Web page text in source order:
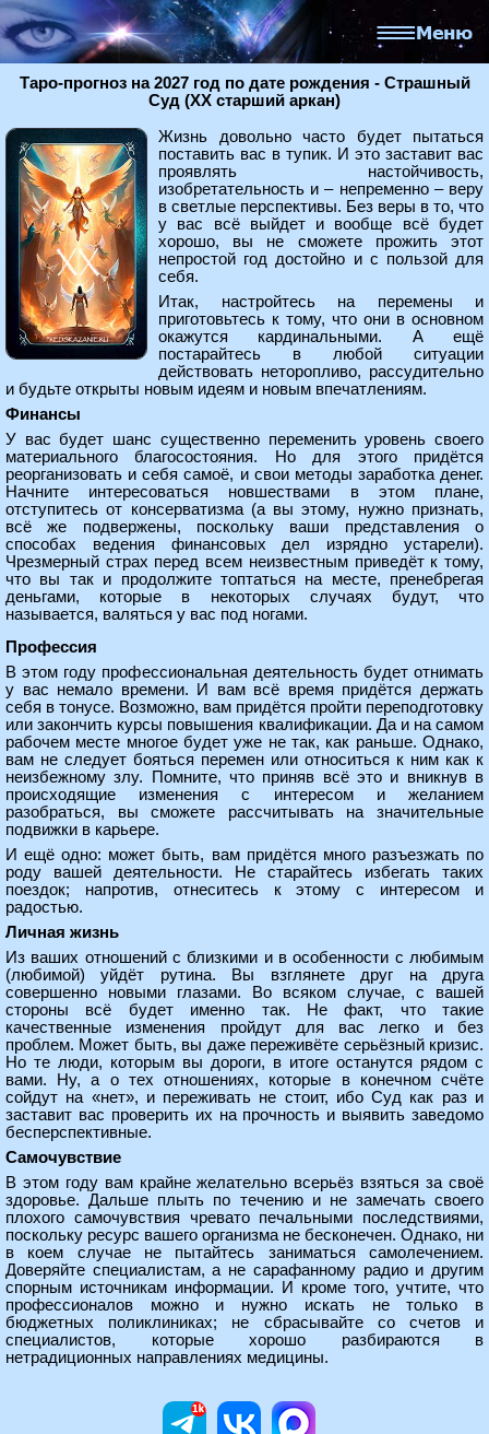
Таро-прогноз на 2027 год по дате рождения - Страшный
Суд (XX старший аркан)
Жизнь довольно часто будет пытаться
поставить вас в тупик. И это заставит вас
проявлять настойчивость,
изобретательность и – непременно – веру
в светлые перспективы. Без веры в то, что
у вас всё выйдет и вообще всё будет
хорошо, вы не сможете прожить этот
непростой год достойно и с пользой для
себя.
Итак, настройтесь на перемены и
приготовьтесь к тому, что они в основном
окажутся кардинальными. А ещё
постарайтесь в любой ситуации
действовать неторопливо, рассудительно
и будьте открыты новым идеям и новым впечатлениям.
Финансы
У вас будет шанс существенно переменить уровень своего
материального благосостояния. Но для этого придётся
реорганизовать и себя самоё, и свои методы заработка денег.
Начните интересоваться новшествами в этом плане,
отступитесь от консерватизма (а вы этому, нужно признать,
всё же подвержены, поскольку ваши представления о
способах ведения финансовых дел изрядно устарели).
Чрезмерный страх перед всем неизвестным приведёт к тому,
что вы так и продолжите топтаться на месте, пренебрегая
деньгами, которые в некоторых случаях будут, что
называется, валяться у вас под ногами.
Профессия
В этом году профессиональная деятельность будет отнимать
у вас немало времени. И вам всё время придётся держать
себя в тонусе. Возможно, вам придётся пройти переподготовку
или закончить курсы повышения квалификации. Да и на самом
рабочем месте многое будет уже не так, как раньше. Однако,
вам не следует бояться перемен или относиться к ним как к
неизбежному злу. Помните, что приняв всё это и вникнув в
происходящие изменения с интересом и желанием
разобраться, вы сможете рассчитывать на значительные
подвижки в карьере.
И ещё одно: может быть, вам придётся много разъезжать по
роду вашей деятельности. Не старайтесь избегать таких
поездок; напротив, отнеситесь к этому с интересом и
радостью.
Личная жизнь
Из ваших отношений с близкими и в особенности с любимым
(любимой) уйдёт рутина. Вы взглянете друг на друга
совершенно новыми глазами. Во всяком случае, с вашей
стороны всё будет именно так. Не факт, что такие
качественные изменения пройдут для вас легко и без
проблем. Может быть, вы даже переживёте серьёзный кризис.
Но те люди, которым вы дороги, в итоге останутся рядом с
вами. Ну, а о тех отношениях, которые в конечном счёте
сойдут на «нет», и переживать не стоит, ибо Суд как раз и
заставит вас проверить их на прочность и выявить заведомо
бесперспективные.
Самочувствие
В этом году вам крайне желательно всерьёз взяться за своё
здоровье. Дальше плыть по течению и не замечать своего
плохого самочувствия чревато печальными последствиями,
поскольку ресурс вашего организма не бесконечен. Однако, ни
в коем случае не пытайтесь заниматься самолечением.
Доверяйте специалистам, а не сарафанному радио и другим
спорным источникам информации. И кроме того, учтите, что
профессионалов можно и нужно искать не только в
бюджетных поликлиниках; не сбрасывайте со счетов и
специалистов, которые хорошо разбираются в
нетрадиционных направлениях медицины.